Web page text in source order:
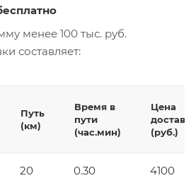
менее 100 тыс. руб.
составляет:
Путь
(км)
Время в
пути
(час.мин)
Цена
(руб.)
20 0.30 4100